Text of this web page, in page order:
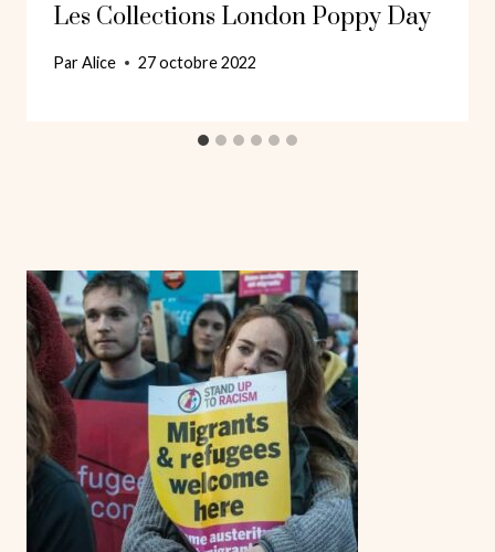
Les Collections London Poppy Day
ParAlice 27 octobre 2022